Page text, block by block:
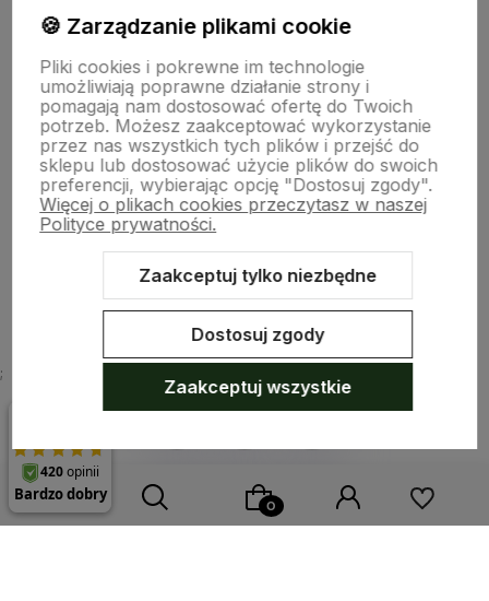
Pomoc
Moje konto
Płatności i dostawa
;
Sklep internetowy Shoper.pl Szablon Shoper Modern 3.0™
GrowCommerce
🍪 Zarządzanie plikami cookie
Pliki cookies i pokrewne im technologie
umożliwiają poprawne działanie strony i
pomagają nam dostosować ofertę do Twoich
potrzeb. Możesz zaakceptować wykorzystanie
przez nas wszystkich tych plików i przejść do
sklepu lub dostosować użycie plików do swoich
preferencji, wybierając opcję "Dostosuj zgody".
Więcej o plikach cookies przeczytasz w naszej
Polityce prywatności.
Zaakceptuj tylko niezbędne
Dostosuj zgody
Zaakceptuj wszystkie